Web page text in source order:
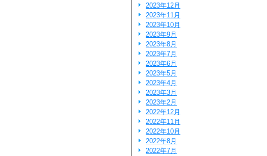
2023年12月
2023年11月
2023年10月
2023年9月
2023年8月
2023年7月
2023年6月
2023年5月
2023年4月
2023年3月
2023年2月
2022年12月
2022年11月
2022年10月
2022年8月
2022年7月